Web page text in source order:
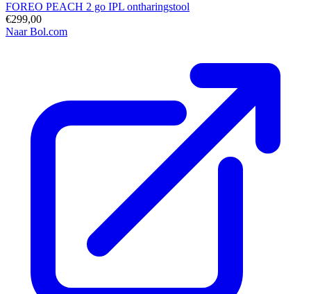
FOREO PEACH 2 go IPL ontharingstool
€299,00
Naar Bol.com